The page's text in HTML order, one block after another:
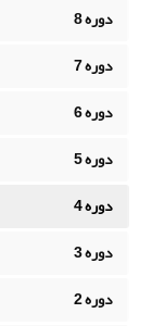
دوره 8
دوره 7
دوره 6
دوره 5
دوره 4
دوره 3
دوره 2